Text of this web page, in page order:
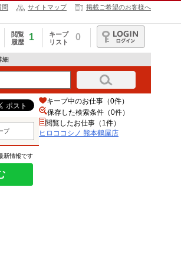
問 サイトマップ 掲載ご希望のお客様へ
閲覧
履歴
1
キープ
リスト
0
ログイン
細
プ
新情報です
キープ中のお仕事（0件）
保存した検索条件（0件）
閲覧したお仕事（1件）
ヒロココシノ 熊本鶴屋店